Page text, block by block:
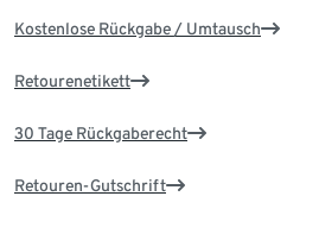
Kostenlose Rückgabe / Umtausch
Retourenetikett
30 Tage Rückgaberecht
Retouren-Gutschrift